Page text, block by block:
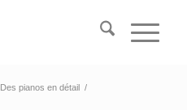
Des pianos en détail /